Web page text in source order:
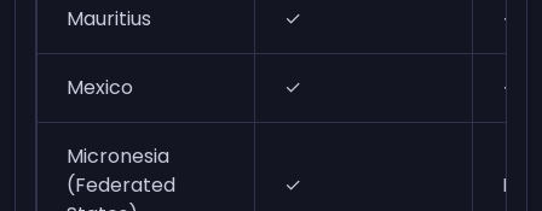
Mauritius ✓ ✓
Mexico ✓ ✓
Micronesia
(Federated
✓ N/A